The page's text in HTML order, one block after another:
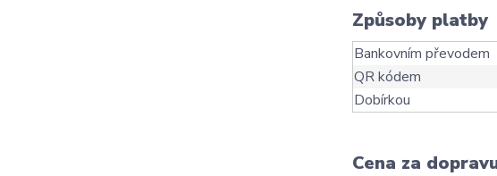
Způsoby platby
Bankovním převodem
QR kódem
Dobírkou
Cena za